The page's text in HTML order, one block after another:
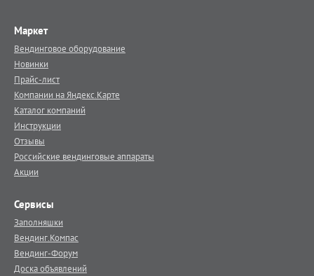
Маркет
Вендинговое оборудование
Новинки
Прайс-лист
Компании на Яндекс.Карте
Каталог компаний
Инструкции
Отзывы
Российские вендинговые аппараты
Акции
Сервисы
Заполняшки
Вендинг.Компас
Вендинг-Форум
Доска объявлений